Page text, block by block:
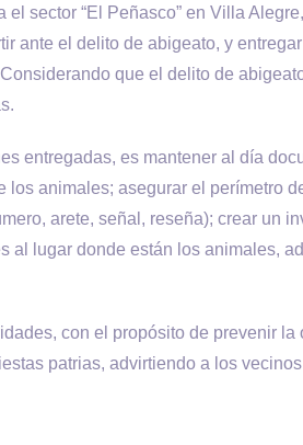
sector “El Peñasco” en Villa
ante el delito de abigeato, y
que el delito de
entregadas, es mantener al día
los animales; asegurar el perímetro
arete, señal, reseña); crear un
al lugar donde están los animales,
con el propósito de prevenir la
patrias, advirtiendo a los